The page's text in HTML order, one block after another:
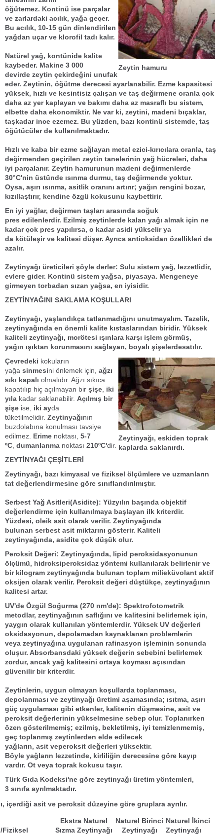
Zeytin hamuru
öğütemez. Kontinü ise parçalar
ve zarlardaki acılık, yağa geçer.
Bu acılık, 10-15 gün dinlendirilen
yağdan uçar ve klorofil tadı kalır.
Natürel yağ, kontünide kalite
kaybeder. Makine 3 000
devirde zeytin çekirdeğini unufak
eder. Zeytinin, öğütme derecesi ayarlanabilir. Ezme kapasitesi
yüksek, hızlı ve kesintisiz çalışan ve taş değirmene oranla çok
daha az yer kaplayan ve bakımı daha az masraflı bu sistem,
elbette daha ekonomiktir. Ne var ki, zeytini, madeni bıçaklar,
taşkadar ince ezemez. Bu yüzden, bazı kontinü sistemde, taş
öğütücülerde kullanılmaktadır.
Hızlı ve kaba bir ezme sağlayan metal ezici-kırıcılara oranla, taş
değirmenden geçirilen zeytin tanelerinin yağ hücreleri, daha
iyi parçalanır. Zeytin hamurunun madeni değirmenlerde
30°C'nin üstünde ısınma durmu, taş değirmende yoktur.
Oysa, aşırı ısınma, asitlik oranını artırır; yağın rengini bozar,
kızıllaştırır, kendine özgü kokusunu kaybettirir.
En iyi yağlar, değirmen taşları arasında soğuk
pres edilenlerdir. Ezilmiş zeytinlerde kalan yağı almak için ne
kadar çok pres yapılırsa, o kadarasidi yükselirya
da kötüleşirve kalitesi düşer. Ayrıca antioksidan özellikleri de
azalır.
Zeytinyağı üreticileri şöyle derler: Sulu sistem yağ, lezzetlidir,
evlere gider. Kontinü sistem yağsa, piyasaya. Mengeneye
girmeyen torbadan sızan yağsa, en iyisidir.
ZEYTİNYAĞINI SAKLAMA KOŞULLARI
Zeytinyağı, yaşlandıkça tatlanmadığını unutmayalım. Tazelik,
zeytinyağında en önemli kalite kıstaslarından biridir. Yüksek
kaliteli zeytinyağı, morötesi ışınlara karşı işlem görmüş,
yağın ışıktan korunmasını sağlayan, boyalı şişelerdesatılır.
Zeytinyağı, eskiden toprak
kaplarda saklanırdı.
Çevredeki kokuların
yağa sinmesini önlemek için, ağzı
sıkı kapalı olmalıdır. Ağzı sıkıca
kapatılıp hiç açılmayan bir şişe iki
yıla kadar saklanabilir. Açılmış bir
şişe ise, iki ayda
tüketilmelidir. Zeytinyağının
buzdolabına konulması tavsiye
edilmez. Erime noktası, 5-7
ºC dumanlanma noktası 210ºC'dir.
ZEYTİNYAĞI ÇEŞİTLERİ
Zeytinyağı, bazı kimyasal ve fiziksel ölçümlere ve uzmanların
tat değerlendirmesine göre sınıflandırılmıştır.
Serbest Yağ Asitleri(Asidite): Yüzyılın başında objektif
değerlendirme için kullanılmaya başlayan ilk kriterdir.
Yüzdesi, oleik asit olarak verilir. Zeytinyağında
bulunan serbest asit miktarını gösterir. Kaliteli
zeytinyağında, asidite çok düşük olur.
Peroksit Değeri: Zeytinyağında, lipid peroksidasyonunun
ölçümü, hidroksiperoksidaz yöntemi kullanılarak belirlenir ve
bir kilogram zeytinyağında bulunan toplam milieküvolant aktif
oksijen olarak verilir. Peroksit değeri düştükçe, zeytinyağının
kalitesi artar.
UV'de Özgül Soğurma (270 nm'de): Spektrofotometrik
metodlar, zeytinyağının saflığını ve kalitesini belirlemek için,
yaygın olarak kullanılan yöntemlerdir. Yüksek UV değerleri
oksidasyonun, depolamadan kaynaklanan problemlerin
veya zeytinyağına uygulanan rafinasyon işleminin sonunda
oluşur. Absorbansdaki yüksek değerin sebebini belirlemek
zordur, ancak yağ kalitesini ortaya koyması açısından
güvenilir bir kriterdir.
Zeytinlerin, uygun olmayan koşullarda toplanması,
depolanması ve zeytinyağı üretimi aşamasında; ısıtma, aşırı
güç uygulaması gibi etkenler, kalitenin düşmesine, asit ve
peroksit değerlerinin yükselmesine sebep olur. Toplanırken
özen gösterilmemiş; ezilmiş, bekletilmiş, iyi temizlenmemiş,
geç toplanmış zeytinlerden elde edilecek
yağların, asit veperoksit değerleri yüksektir.
Böyle yağların lezzetinde, kirliliğin derecesine göre kayıp
vardır. Ot veya toprak kokusu taşır.
Türk Gıda Kodeksi'ne göre zeytinyağı üretim yöntemleri,
3 sınıfa ayrılmaktadır.
içerdiği asit ve peroksit düzeyine göre gruplara ayrılır.
Fiziksel
Ekstra Naturel
Sızma Zeytinyağı
Naturel Birinci
Zeytinyağı
Naturel İkinci
Zeytinyağı